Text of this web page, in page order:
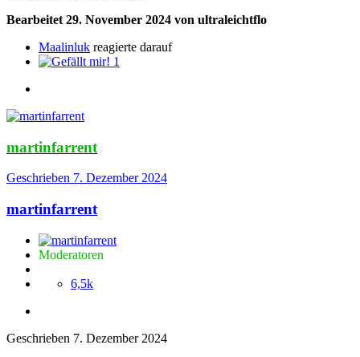
Bearbeitet 29. November 2024 von ultraleichtflo
Maalinluk reagierte darauf
1
martinfarrent
Geschrieben 7. Dezember 2024
martinfarrent
Moderatoren
6,5k
Geschrieben 7. Dezember 2024